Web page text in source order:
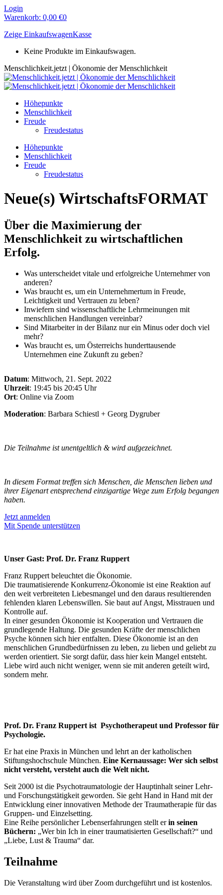
Zum
Inhalt
Login
Warenkorb: 0,00 €0
Zeige EinkaufswagenKasse
Keine Produkte im Einkaufswagen.
Menschlichkeit.jetzt | Ökonomie der Menschlichkeit
Höhepunkte
Menschlichkeit
Freude
Freudestatus
Höhepunkte
Menschlichkeit
Freude
Freudestatus
Neue(s) WirtschaftsFORMAT
Über die Maximierung der
Menschlichkeit zu wirtschaftlichen
Erfolg.
Was unterscheidet vitale und erfolgreiche Unternehmer von
anderen?
Was braucht es, um ein Unternehmertum in Freude,
Leichtigkeit und Vertrauen zu leben?
Inwiefern sind wissenschaftliche Lehrmeinungen mit
menschlichen Handlungen vereinbar?
Sind Mitarbeiter in der Bilanz nur ein Minus oder doch viel
mehr?
Was braucht es, um Österreichs hunderttausende
Unternehmen eine Zukunft zu geben?
Datum: Mittwoch, 21. Sept. 2022
Uhrzeit: 19:45 bis 20:45 Uhr
Ort: Online via Zoom
Moderation: Barbara Schiestl + Georg Dygruber
Die Teilnahme ist unentgeltlich & wird aufgezeichnet.
In diesem Format treffen sich Menschen, die Menschen lieben und
ihrer Eigenart entsprechend einzigartige Wege zum Erfolg begangen
haben.
Jetzt anmelden
Mit Spende unterstützen
Unser Gast: Prof. Dr. Franz Ruppert
Franz Ruppert beleuchtet die Ökonomie.
Die traumatisierende Konkurrenz-Ökonomie ist eine Reaktion auf
den weit verbreiteten Liebesmangel und den daraus resultierenden
fehlenden klaren Lebenswillen. Sie baut auf Angst, Misstrauen und
Kontrolle auf.
In einer gesunden Ökonomie ist Kooperation und Vertrauen die
grundlegende Haltung. Die gesunden Kräfte der menschlichen
Psyche können sich hier entfalten. Diese Ökonomie ist an den
menschlichen Grundbedürfnissen zu leben, zu lieben und geliebt zu
werden orientiert. Sie sorgt dafür, dass hier kein Mangel entsteht.
Liebe wird auch nicht weniger, wenn sie mit anderen geteilt wird,
sondern mehr.
Prof. Dr. Franz Ruppert ist Psychotherapeut und Professor für
Psychologie.
Er hat eine Praxis in München und lehrt an der katholischen
Stiftungshochschule München. Eine Kernaussage: Wer sich selbst
nicht versteht, versteht auch die Welt nicht.
Seit 2000 ist die Psychotraumatologie der Hauptinhalt seiner Lehr-
und Forschungstätigkeit geworden. Sie geht Hand in Hand mit der
Entwicklung einer innovativen Methode der Traumatherapie für das
Gruppen- und Einzelsetting.
Eine Reihe persönlicher Lebenserfahrungen stellt erin seinen
Büchern: „Wer bin Ich in einer traumatisierten Gesellschaft?“ und
„Liebe, Lust & Trauma“ dar.
Teilnahme
Die Veranstaltung wird über Zoom durchgeführt und ist kostenlos.